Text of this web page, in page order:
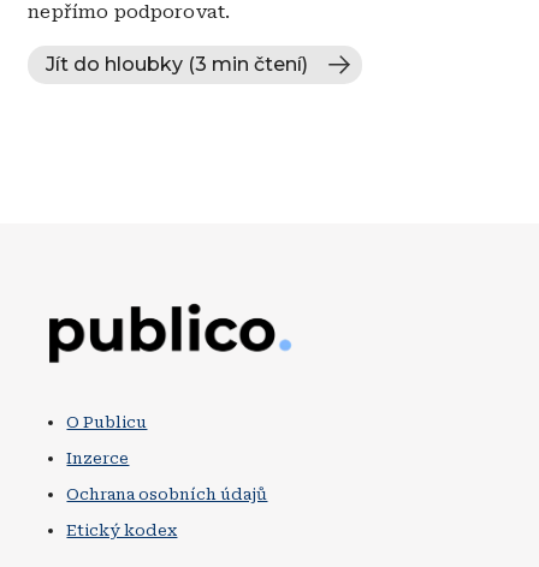
nepřímo podporovat.
Jít do hloubky (3 min čtení)
O Publicu
Inzerce
Ochrana osobních údajů
Etický kodex